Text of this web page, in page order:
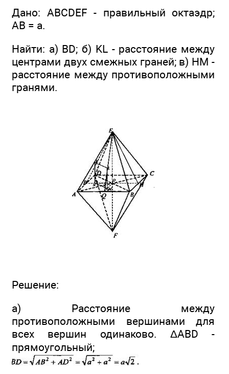
Дано: ABCDEF - правильный октаэдр;
АВ = а.
Найти: a) BD; б) KL - расстояние между
центрами двух смежных граней; в) НМ -
расстояние между противоположными
гранями.
Решение:
а) Расстояние между
противоположными вершинами для
всех вершин одинаково. ΔABD -
прямоугольный;